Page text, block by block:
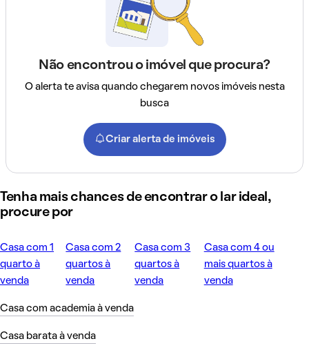
Não encontrou o imóvel que procura?
O alerta te avisa quando chegarem novos imóveis nesta
busca
Criar alerta de imóveis
Tenha mais chances de encontrar o lar ideal,
procure por
Casa com 1
quarto à
venda
Casa com 2
quartos à
venda
Casa com 3
quartos à
venda
Casa com 4 ou
mais quartos à
venda
Casa com academia à venda
Casa barata à venda